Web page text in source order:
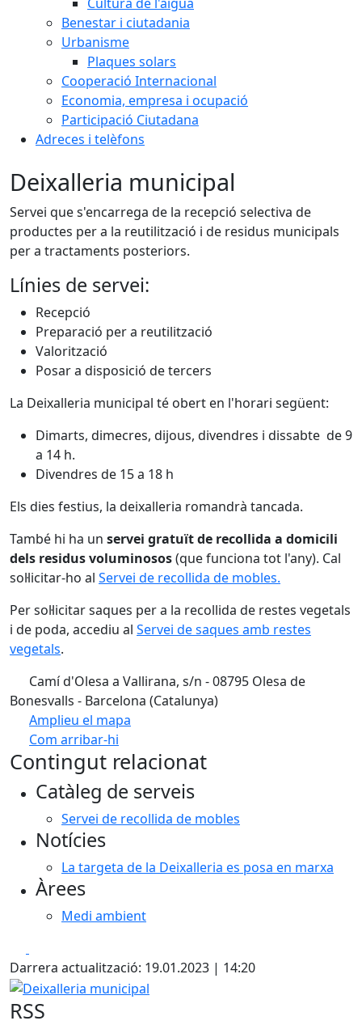
Benestar i ciutadania
Urbanisme
Plaques solars
Cooperació Internacional
Economia, empresa i ocupació
Participació Ciutadana
Adreces i telèfons
Deixalleria municipal
Servei que s'encarrega de la recepció selectiva de
productes per a la reutilització i de residus municipals
per a tractaments posteriors.
Línies de servei:
Recepció
Preparació per a reutilització
Valorització
Posar a disposició de tercers
La Deixalleria municipal té obert en l'horari següent:
Dimarts, dimecres, dijous, divendres i dissabte de 9
a 14 h.
Divendres de 15 a 18 h
Els dies festius, la deixalleria romandrà tancada.
També hi ha un servei gratuït de recollida a domicili
dels residus voluminosos(que funciona tot l'any). Cal
sol·licitar-ho al Servei de recollida de mobles.
Per sol·licitar saques per a la recollida de restes vegetals
i de poda, accediu al Servei de saques amb restes
vegetals.
Camí d'Olesa a Vallirana, s/n - 08795 Olesa de
Bonesvalls - Barcelona (Catalunya)
Amplieu el mapa
Com arribar-hi
+
−
Contingut relacionat
Catàleg de serveis
Servei de recollida de mobles
Notícies
La targeta de la Deixalleria es posa en marxa
Àrees
Medi ambient
Darrera actualització: 19.01.2023 | 14:20
Deixalleria municipal
RSS